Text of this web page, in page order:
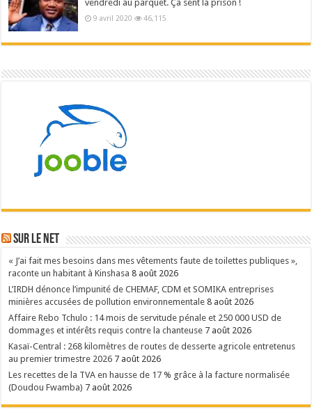
vendredi au parquet. Ça sent la prison !
9 avril 2020 46,115
Sur le NET
« J’ai fait mes besoins dans mes vêtements faute de toilettes publiques »,
raconte un habitant à Kinshasa 8 août 2026
L’IRDH dénonce l’impunité de CHEMAF, CDM et SOMIKA entreprises
minières accusées de pollution environnementale 8 août 2026
Affaire Rebo Tchulo : 14 mois de servitude pénale et 250 000 USD de
dommages et intérêts requis contre la chanteuse 7 août 2026
Kasaï-Central : 268 kilomètres de routes de desserte agricole entretenus
au premier trimestre 2026 7 août 2026
Les recettes de la TVA en hausse de 17 % grâce à la facture normalisée
(Doudou Fwamba) 7 août 2026